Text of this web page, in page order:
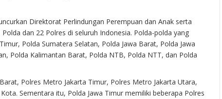
Direktorat Perlindungan Perempuan dan Anak serta
dan 22 Polres di seluruh Indonesia. Polda-polda yang
Polda Sumatera Selatan, Polda Jawa Barat, Polda Jawa
Polda Kalimantan Barat, Polda NTB, Polda NTT, dan Polda
Polres Metro Jakarta Timur, Polres Metro Jakarta Utara,
Sementara itu, Polda Jawa Timur memiliki beberapa Polres